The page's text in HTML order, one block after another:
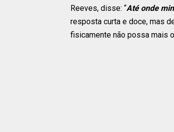
Reeves, disse: “Até onde
resposta curta e doce, mas
fisicamente não possa mais